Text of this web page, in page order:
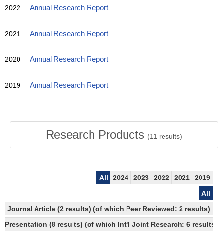
2022 Annual Research Report
2021 Annual Research Report
2020 Annual Research Report
2019 Annual Research Report
Research Products (11 results)
All 2024 2023 2022 2021
2019
All
Journal Article (2 results) (of which Peer Reviewed: 2 results)
Presentation (8 results) (of which Int'l Joint Research: 6 results)